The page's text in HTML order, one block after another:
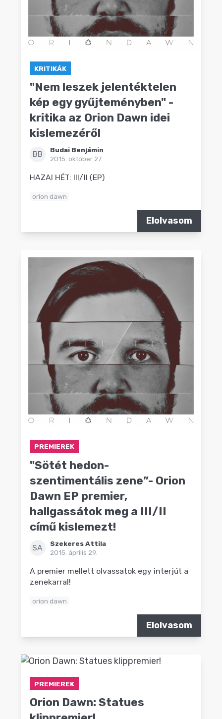
KRITIKÁK
"Nem leszek jelentéktelen
kép egy gyűjteményben" -
kritika az Orion Dawn idei
kislemezéről
BB
Budai Benjámin
2015. október 27.
HAZAI HÉT: III/II (EP)
orion dawn
Elolvasom
PREMIEREK
"Sötét hedon-
szentimentális zene”- Orion
Dawn EP premier,
hallgassátok meg a III/II
című kislemezt!
SA
Szekeres Attila
2015. április 29.
A premier mellett olvassatok egy interjút a
zenekarral!
orion dawn
Elolvasom
PREMIEREK
Orion Dawn: Statues